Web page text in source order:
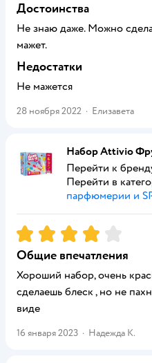
Достоинства
Не знаю даже. Можно
мажет.
Недостатки
Не мажется
28 ноября 2022 · Елизавета
Набор Attivio
Перейти к
Перейти в
парфюмерии и
Рейтинг:4
Общие впечатления
Хороший набор, очень
сделаешь блеск , но не
виде
16 января 2023 · Надежда К.